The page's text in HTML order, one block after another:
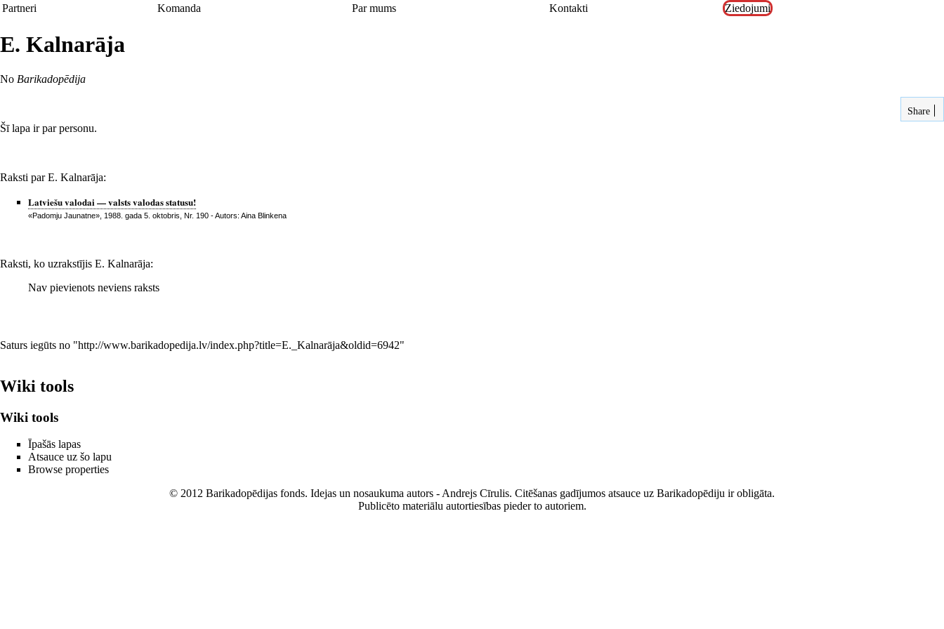
Partneri Komanda Par mums Kontakti Ziedojumi
E. Kalnarāja
No Barikadopēdija
Share
Šī lapa ir parpersonu.
Raksti par E. Kalnarāja:
Latviešu valodai — valsts valodas statusu!
«Padomju Jaunatne», 1988. gada 5. oktobris, Nr. 190 - Autors: Aina Blinkena
Raksti, ko uzrakstījis E. Kalnarāja:
Nav pievienots neviens raksts
Saturs iegūts no "http://www.barikadopedija.lv/index.php?title=E._Kalnarāja&oldid=6942"
Wiki tools
Wiki tools
Īpašās lapas
Atsauce uz šo lapu
Browse properties
© 2012 Barikadopēdijas fonds. Idejas un nosaukuma autors - Andrejs Cīrulis. Citēšanas gadījumos atsauce uz Barikadopēdiju ir obligāta.
Publicēto materiālu autortiesības pieder to autoriem.